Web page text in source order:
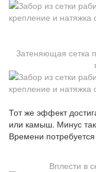
Затеняющая сетка
Тот же эффект
или камыш. Минус
Времени
Вплести в